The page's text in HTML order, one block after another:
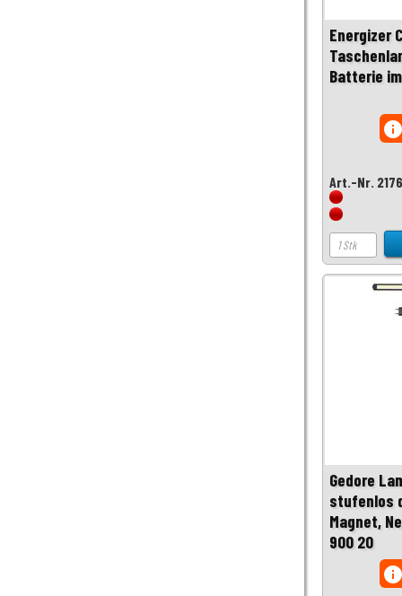
Energizer
Batterie
Art.-Nr.
Gedore
stufenlos
Magnet,
900 20